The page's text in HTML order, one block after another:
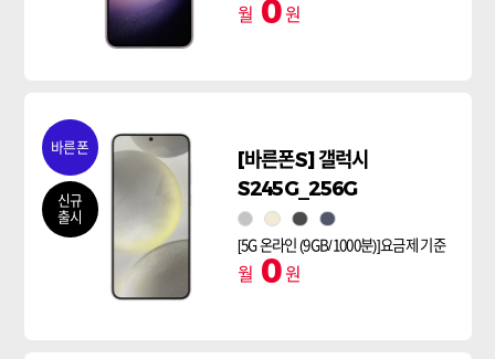
월 0원
바른폰
신규
출시
[바른폰S] 갤럭시
S245G_256G
마블 그레이
앰버 옐로우
오닉스 블랙코발트 바이올렛
[5G 온라인 (9GB/1000분)]요금제 기준
월 0원